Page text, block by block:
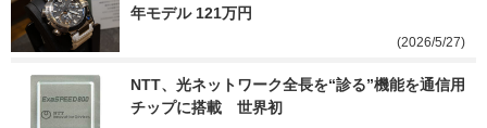
年モデル 121万円
(2026/5/27)
NTT、光ネットワーク全長を“診る”機能を通信用
チップに搭載　世界初